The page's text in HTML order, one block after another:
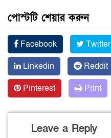
পোস্টটি শেয়ার করুন
Facebook Twitter
Linkedin
Reddit
Pinterest
Print
Leave a Reply